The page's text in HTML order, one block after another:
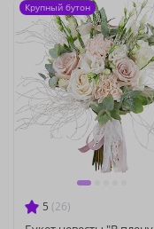
5 (26)
Крупный бутон